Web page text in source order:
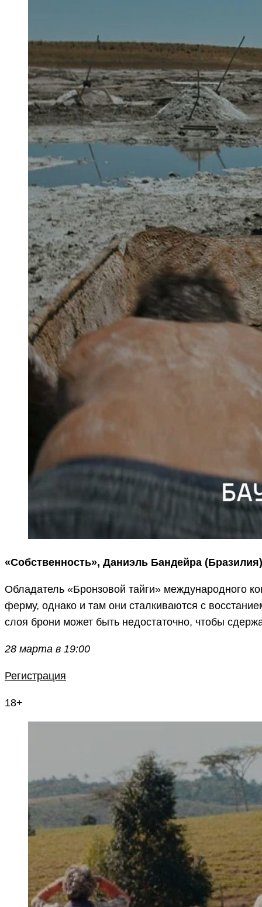
«Собственность», Даниэль Бандейра (Бразилия)
Обладатель «Бронзовой тайги» международного
ферму, однако и там они сталкиваются с
слоя брони может быть недостаточно, чтобы
28 марта в 19:00
Регистрация
18+